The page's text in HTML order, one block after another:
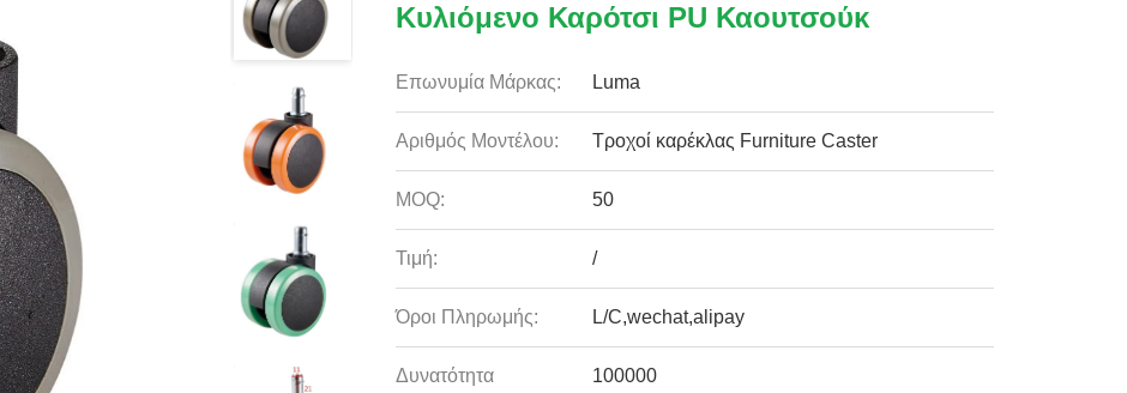
Κυλιόμενο Καρότσι PU Καουτσούκ
Επωνυμία Μάρκας: Luma
Αριθμός Μοντέλου: Τροχοί καρέκλας Furniture Caster
MOQ: 50
Τιμή: /
Όροι Πληρωμής: L/C,wechat,alipay
Δυνατότητα
100000